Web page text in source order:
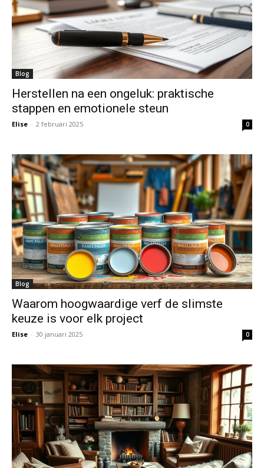
Blog
Herstellen na een ongeluk: praktische
stappen en emotionele steun
Elise - 2 februari 2025 0
Blog
Waarom hoogwaardige verf de slimste
keuze is voor elk project
Elise - 30 januari 2025 0